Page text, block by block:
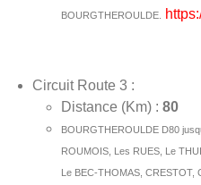
BOURGTHEROULDE.
Circuit Route 3 :
Distance (Km) : 80
BOURGTHEROULDE D80
ROUMOIS, Les RUES, Le
Le BEC-THOMAS, CRESTOT,